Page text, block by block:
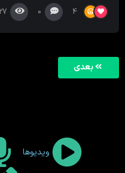
4
0
بعدی
ویدیوها